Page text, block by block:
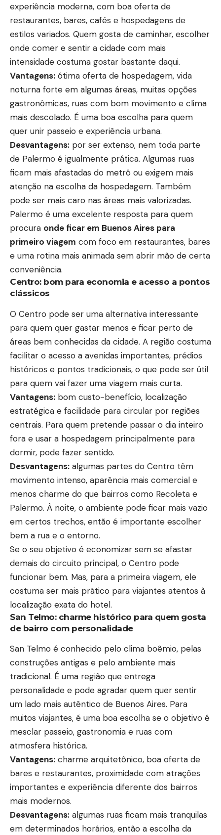
experiência moderna, com boa oferta de
restaurantes, bares, cafés e hospedagens de
estilos variados. Quem gosta de caminhar, escolher
onde comer e sentir a cidade com mais
intensidade costuma gostar bastante daqui.
Vantagens: ótima oferta de hospedagem, vida
noturna forte em algumas áreas, muitas opções
gastronômicas, ruas com bom movimento e clima
mais descolado. É uma boa escolha para quem
quer unir passeio e experiência urbana.
Desvantagens: por ser extenso, nem toda parte
de Palermo é igualmente prática. Algumas ruas
ficam mais afastadas do metrô ou exigem mais
atenção na escolha da hospedagem. Também
pode ser mais caro nas áreas mais valorizadas.
Palermo é uma excelente resposta para quem
procura onde ficar em Buenos Aires para
primeiro viagem com foco em restaurantes, bares
e uma rotina mais animada sem abrir mão de certa
conveniência.
Centro: bom para economia e acesso a pontos
clássicos
O Centro pode ser uma alternativa interessante
para quem quer gastar menos e ficar perto de
áreas bem conhecidas da cidade. A região costuma
facilitar o acesso a avenidas importantes, prédios
históricos e pontos tradicionais, o que pode ser útil
para quem vai fazer uma viagem mais curta.
Vantagens: bom custo-benefício, localização
estratégica e facilidade para circular por regiões
centrais. Para quem pretende passar o dia inteiro
fora e usar a hospedagem principalmente para
dormir, pode fazer sentido.
Desvantagens: algumas partes do Centro têm
movimento intenso, aparência mais comercial e
menos charme do que bairros como Recoleta e
Palermo. À noite, o ambiente pode ficar mais vazio
em certos trechos, então é importante escolher
bem a rua e o entorno.
Se o seu objetivo é economizar sem se afastar
demais do circuito principal, o Centro pode
funcionar bem. Mas, para a primeira viagem, ele
costuma ser mais prático para viajantes atentos à
localização exata do hotel.
San Telmo: charme histórico para quem gosta
de bairro com personalidade
San Telmo é conhecido pelo clima boêmio, pelas
construções antigas e pelo ambiente mais
tradicional. É uma região que entrega
personalidade e pode agradar quem quer sentir
um lado mais autêntico de Buenos Aires. Para
muitos viajantes, é uma boa escolha se o objetivo é
mesclar passeio, gastronomia e ruas com
atmosfera histórica.
Vantagens: charme arquitetônico, boa oferta de
bares e restaurantes, proximidade com atrações
importantes e experiência diferente dos bairros
mais modernos.
Desvantagens: algumas ruas ficam mais tranquilas
em determinados horários, então a escolha da